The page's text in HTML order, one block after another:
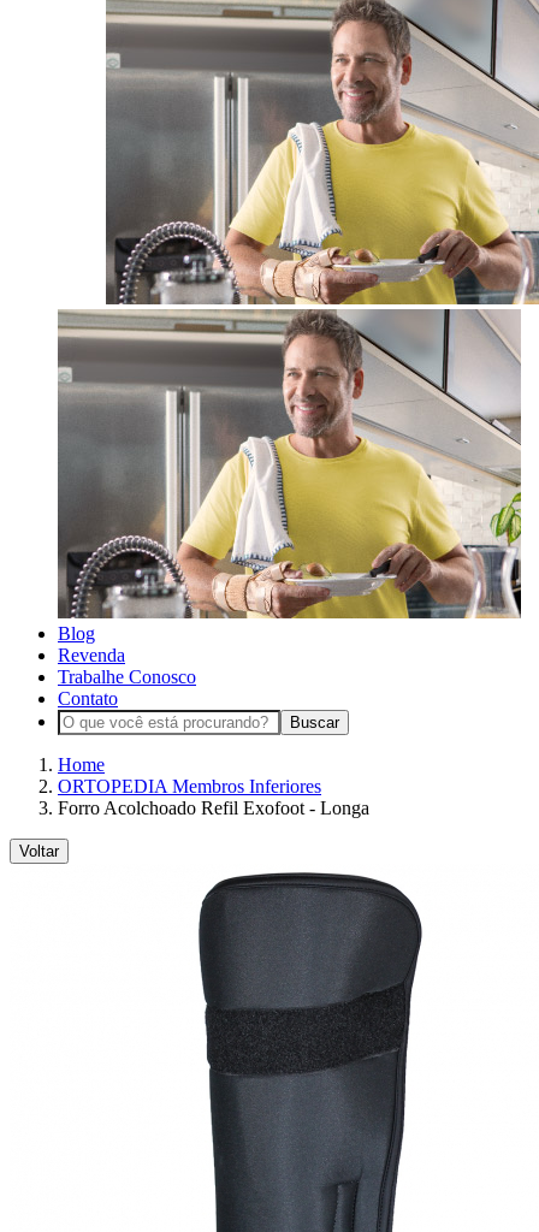
Blog
Revenda
Trabalhe Conosco
Contato
Buscar
Home
ORTOPEDIA Membros Inferiores
Forro Acolchoado Refil Exofoot - Longa
Voltar